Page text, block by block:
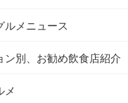
ルメニュース
ン別、お勧め飲食店紹介
メ